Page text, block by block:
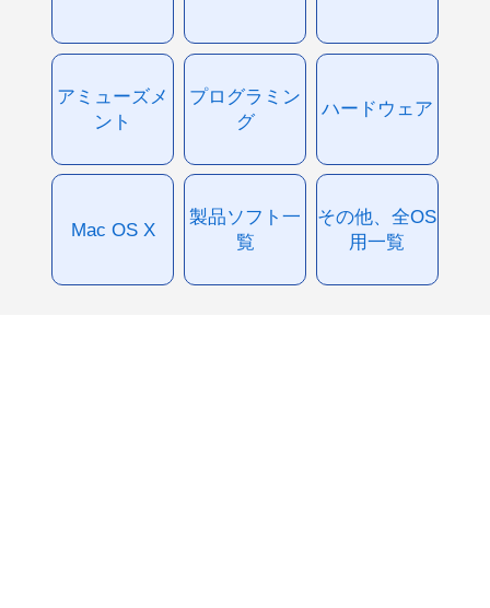
アミューズメ
ント
プログラミン
グ
ハードウェア
Mac OS X
製品ソフト一
覧
その他、全OS
用一覧